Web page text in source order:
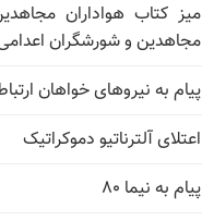
میز کتاب هواداران
مجاهدین و شورشگران
پیام به نیروهای خواهان ارتباط - ۱۰مرداد
اعتلای آلترناتیو دموکراتیک
پیام به نیما ۸۰